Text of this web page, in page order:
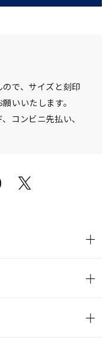
で、サイズと刻印
いいたします。
コンビニ先払い、